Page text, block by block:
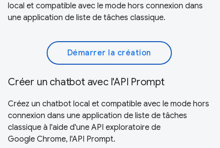
local et compatible avec le mode hors connexion dans
une application de liste de tâches classique.
Démarrer la création
Créer un chatbot avec l'API Prompt
Créez un chatbot local et compatible avec le mode hors
connexion dans une application de liste de tâches
classique à l'aide d'une API exploratoire de
Google Chrome, l'API Prompt.